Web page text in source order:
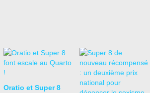
Oratio et Super 8